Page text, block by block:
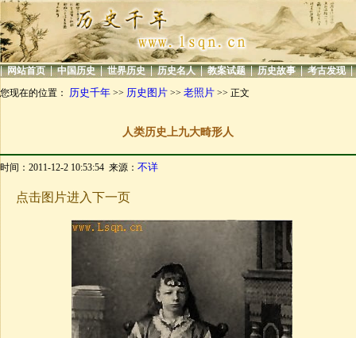
| 网站首页 | 中国历史 | 世界历史 | 历史名人 | 教案试题 | 历史故事 | 考古发现 |
您现在的位置： 历史千年 >> 历史图片 >> 老照片 >> 正文
人类历史上九大畸形人
时间：2011-12-2 10:53:54 来源： 不详
点击图片进入下一页